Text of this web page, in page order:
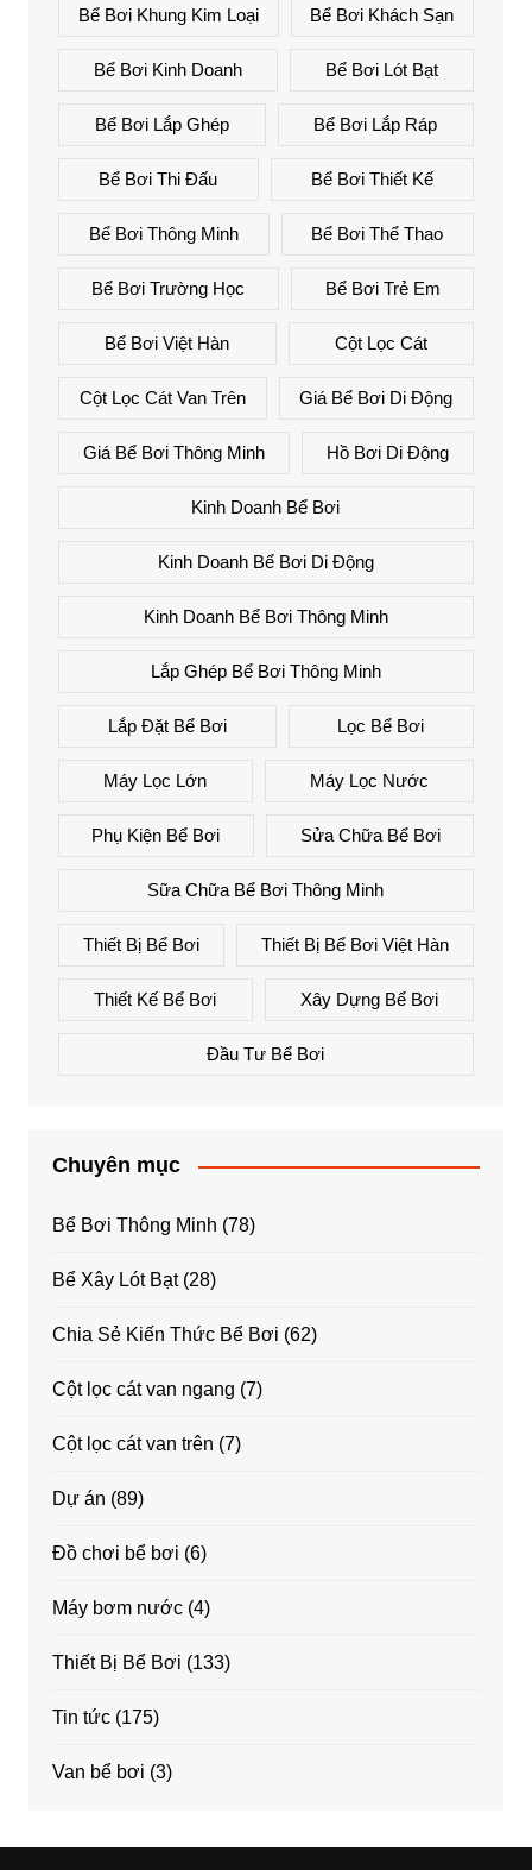
Bể Bơi Khung Kim Loại Bể Bơi Khách Sạn
Bể Bơi Kinh Doanh Bể Bơi Lót Bạt
Bể Bơi Lắp Ghép Bể Bơi Lắp Ráp
Bể Bơi Thi Đấu Bể Bơi Thiết Kế
Bể Bơi Thông Minh Bể Bơi Thể Thao
Bể Bơi Trường Học Bể Bơi Trẻ Em
Bể Bơi Việt Hàn Cột Lọc Cát
Cột Lọc Cát Van Trên Giá Bể Bơi Di Động
Giá Bể Bơi Thông Minh Hồ Bơi Di Động
Kinh Doanh Bể Bơi
Kinh Doanh Bể Bơi Di Động
Kinh Doanh Bể Bơi Thông Minh
Lắp Ghép Bể Bơi Thông Minh
Lắp Đặt Bể Bơi Lọc Bể Bơi
Máy Lọc Lớn Máy Lọc Nước
Phụ Kiện Bể Bơi Sửa Chữa Bể Bơi
Sữa Chữa Bể Bơi Thông Minh
Thiết Bị Bể Bơi Thiết Bị Bể Bơi Việt Hàn
Thiết Kế Bể Bơi Xây Dựng Bể Bơi
Đầu Tư Bể Bơi
Chuyên mục
Bể Bơi Thông Minh (78)
Bể Xây Lót Bạt(28)
Chia Sẻ Kiến Thức Bể Bơi (62)
Cột lọc cát van ngang (7)
Cột lọc cát van trên (7)
Dự án (89)
Đồ chơi bể bơi (6)
Máy bơm nước(4)
Thiết Bị Bể Bơi (133)
Tin tức(175)
Van bể bơi (3)